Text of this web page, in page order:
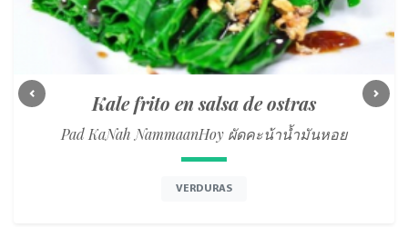
Kale frito en salsa de ostras
Pad KaNah NammaanHoy ผัดคะน้าน้ำมันหอย
VERDURAS
Previous Next